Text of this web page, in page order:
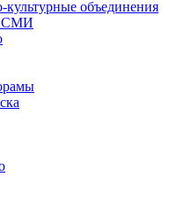
культурные объединения
СМИ